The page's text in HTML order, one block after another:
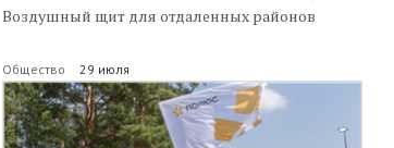
Воздушный щит для отдаленных районов
Общество 29 июля